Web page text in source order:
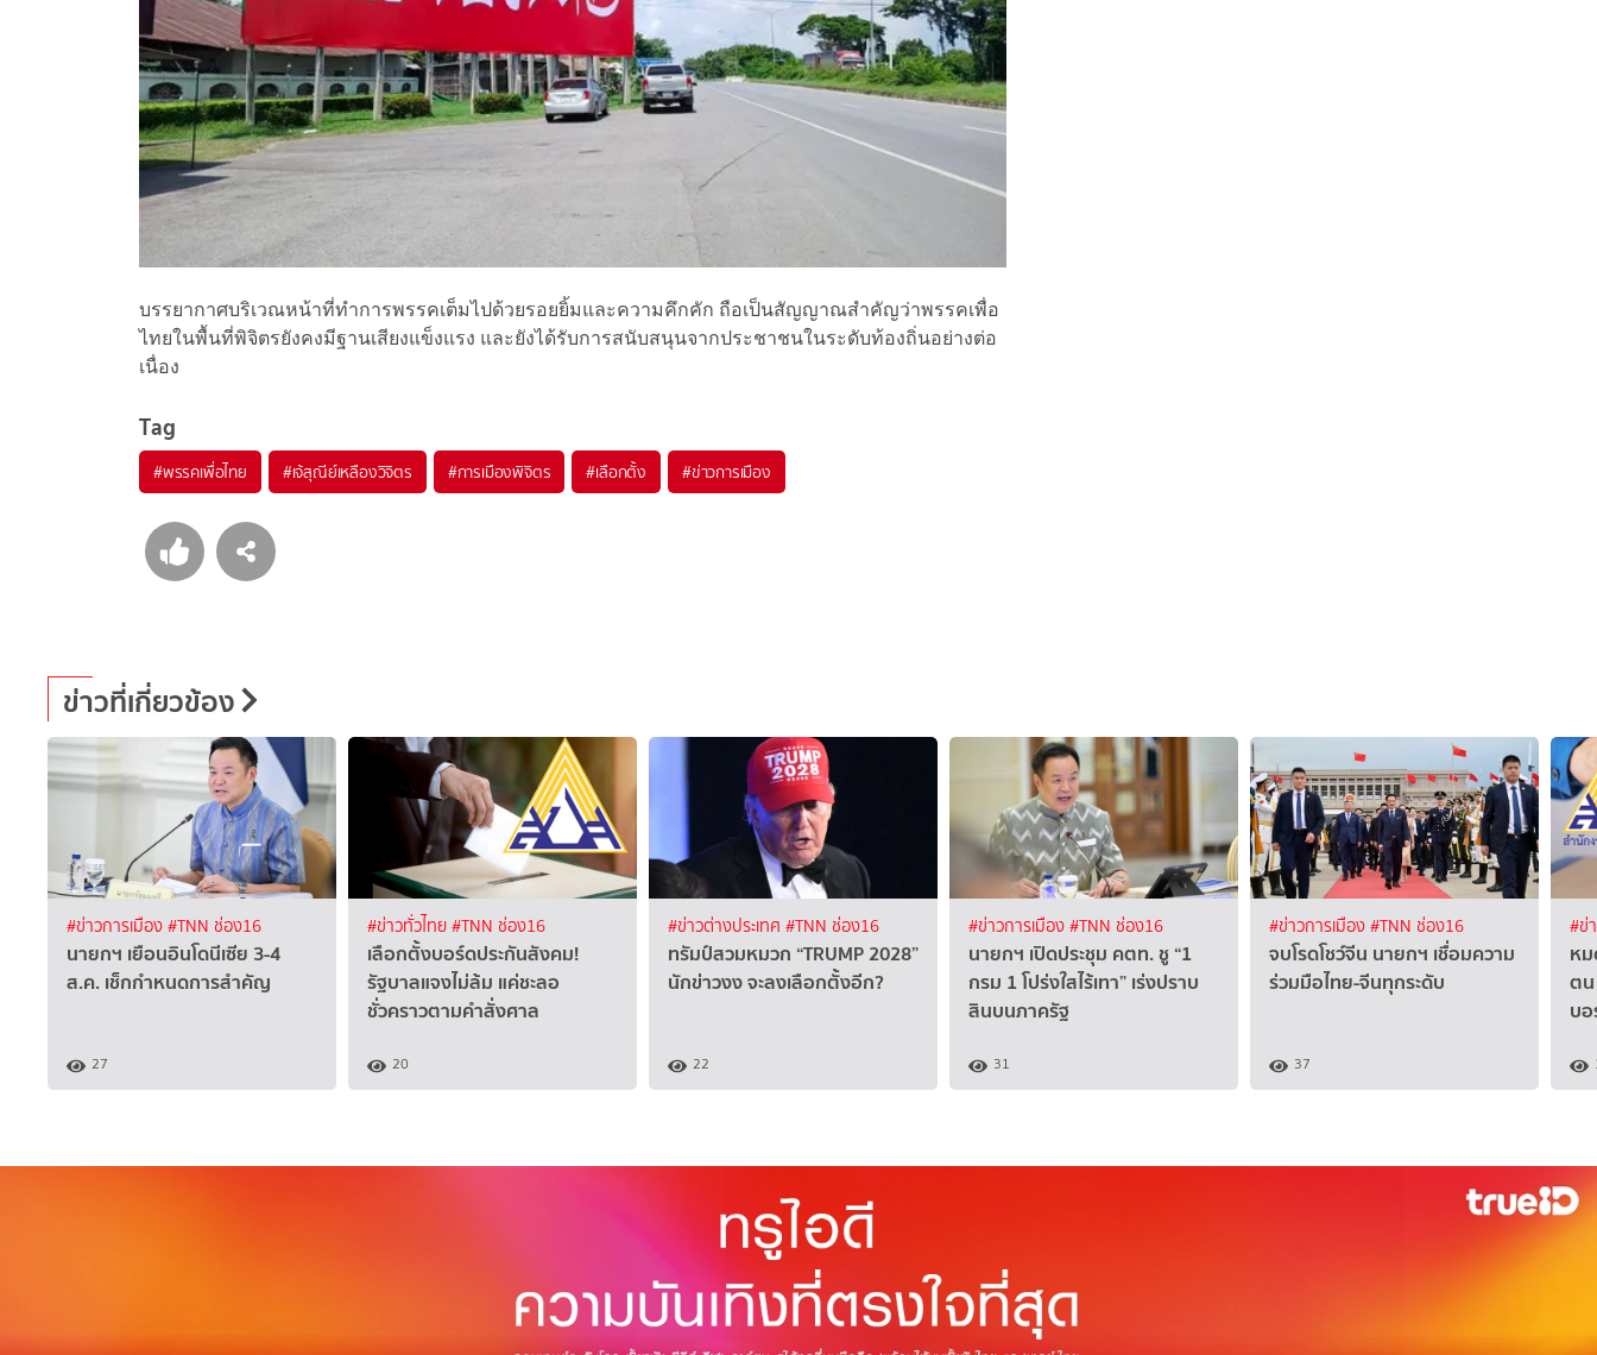
บรรยากาศบริเวณหน้าที่ทำการพรรคเต็มไปด้วยรอยยิ้มและความคึกคัก ถือเป็นสัญญาณสำคัญว่าพรรคเพื่อ
ไทยในพื้นที่พิจิตรยังคงมีฐานเสียงแข็งแรง และยังได้รับการสนับสนุนจากประชาชนในระดับท้องถิ่นอย่างต่อ
เนื่อง
Tag
#พรรคเพื่อไทย #เจ้สุณีย์เหลืองวิจิตร #การเมืองพิจิตร #เลือกตั้ง #ข่าวการเมือง
ข่าวที่เกี่ยวข้อง
#ข่าวการเมือง#TNN ช่อง16
นายกฯ เยือนอินโดนีเซีย 3-4
ส.ค. เช็กกำหนดการสำคัญ
27
#ข่าวทั่วไทย#TNN ช่อง16
เลือกตั้งบอร์ดประกันสังคม!
รัฐบาลแจงไม่ล้ม แค่ชะลอ
ชั่วคราวตามคำสั่งศาล
20
#ข่าวต่างประเทศ #TNN ช่อง16
ทรัมป์สวมหมวก “TRUMP 2028”
นักข่าวงง จะลงเลือกตั้งอีก?
22
#ข่าวการเมือง#TNN ช่อง16
นายกฯ เปิดประชุม คตท. ชู “1
กรม 1 โปร่งใสไร้เทา” เร่งปราบ
สินบนภาครัฐ
31
#ข่าวการเมือง#TNN ช่อง16
จบโรดโชว์จีน นายกฯ เชื่อมความ
ร่วมมือไทย-จีนทุกระดับ
37
#ข่
ห
ตน
บ